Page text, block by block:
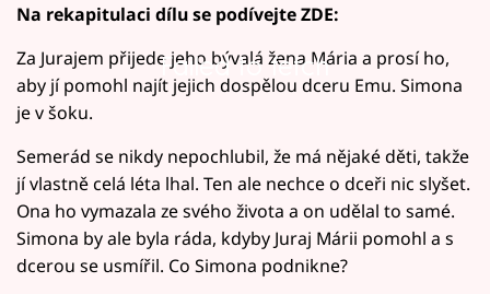
Na rekapitulaci dílu se podívejte ZDE:
Failed to fetch
Za Jurajem přijede jeho bývalá žena Mária a prosí ho,
aby jí pomohl najít jejich dospělou dceru Emu. Simona
je v šoku.
Semerád se nikdy nepochlubil, že má nějaké děti, takže
jí vlastně celá léta lhal. Ten ale nechce o dceři nic slyšet.
Ona ho vymazala ze svého života a on udělal to samé.
Simona by ale byla ráda, kdyby Juraj Márii pomohl a s
dcerou se usmířil. Co Simona podnikne?